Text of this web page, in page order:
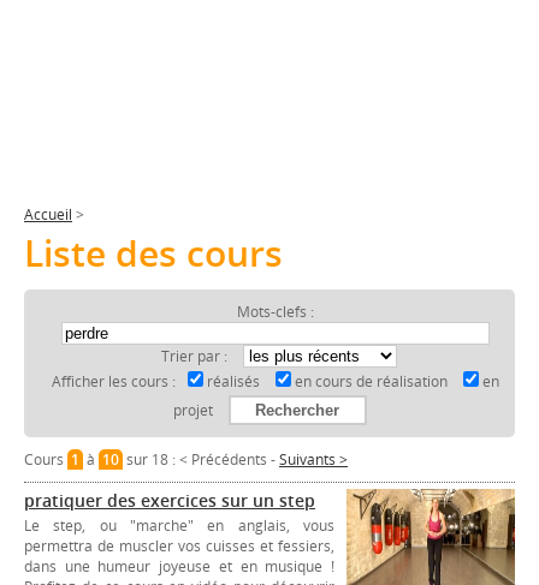
Accueil >
Liste des cours
Mots-clefs :
Trier par :
Afficher les cours :
réalisés en cours de réalisation
en
projet
Cours 1à 10sur 18 :< Précédents -Suivants >
pratiquer des exercices sur un step
Le step, ou "marche" en anglais, vous
permettra de muscler vos cuisses et fessiers,
dans une humeur joyeuse et en musique !